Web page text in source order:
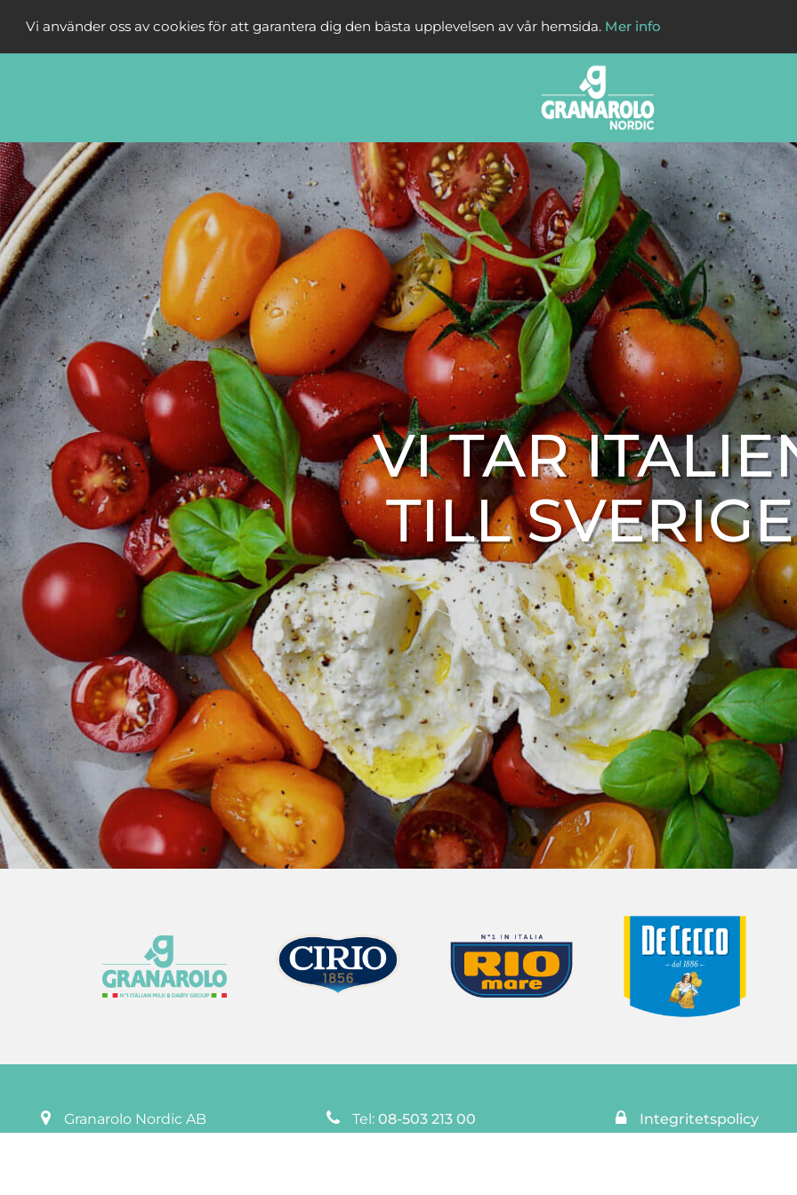
Vi använder oss av cookies för att garantera dig den bästa upplevelsen av vår hemsida. Mer info
VI TAR
TILL
Granarolo Nordic AB
Tel: 08-503 213 00 Integritetspolicy